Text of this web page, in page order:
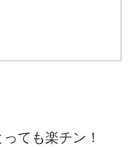
ても楽チン！